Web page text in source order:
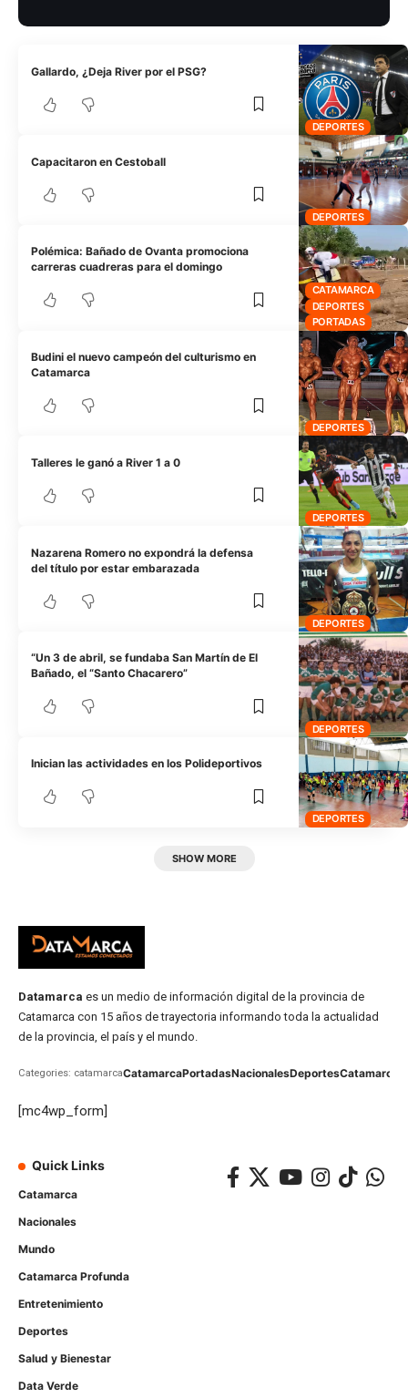
DEPORTES
Gallardo, ¿Deja River por el PSG?
DEPORTES
Capacitaron en Cestoball
CATAMARCA
DEPORTES
PORTADAS
Polémica: Bañado de Ovanta promociona
carreras cuadreras para el domingo
DEPORTES
Budini el nuevo campeón del culturismo en
Catamarca
DEPORTES
Talleres le ganó a River 1 a 0
DEPORTES
Nazarena Romero no expondrá la defensa
del título por estar embarazada
DEPORTES
“Un 3 de abril, se fundaba San Martín de El
Bañado, el “Santo Chacarero”
DEPORTES
Inician las actividades en los Polideportivos
SHOW MORE
Datamarca es un medio de información digital de la provincia de
Catamarca con 15 años de trayectoria informando toda la actualidad
de la provincia, el país y el mundo.
Categories: catamarcaCatamarcaPortadasNacionalesDeportesCatamarca
[mc4wp_form]
Quick Links
Catamarca
Nacionales
Mundo
Catamarca Profunda
Entretenimiento
Deportes
Salud y Bienestar
Data Verde